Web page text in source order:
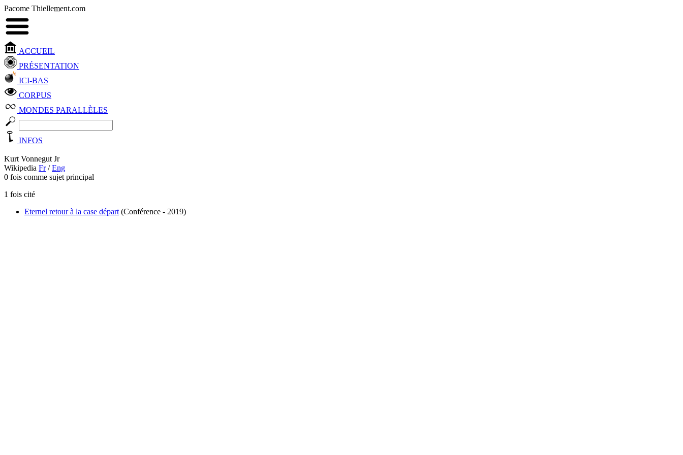
Pacome Thiellement.com
ACCUEIL
PRÉSENTATION
ICI-BAS
CORPUS
MONDES PARALLÈLES
INFOS
Kurt Vonnegut Jr
Wikipedia Fr/Eng
0 fois comme sujet principal
1 fois cité
Eternel retour à la case départ (Conférence - 2019)